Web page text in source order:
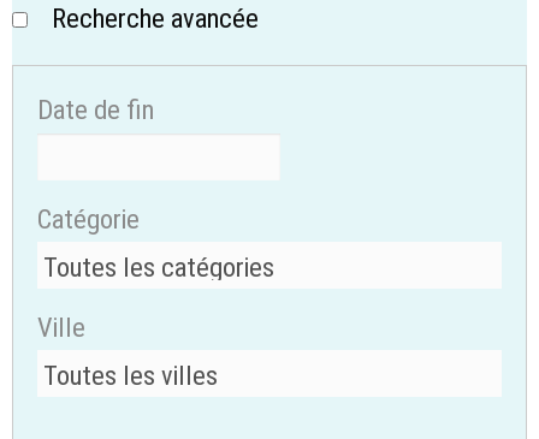
Recherche avancée
Date de fin
Catégorie
Ville